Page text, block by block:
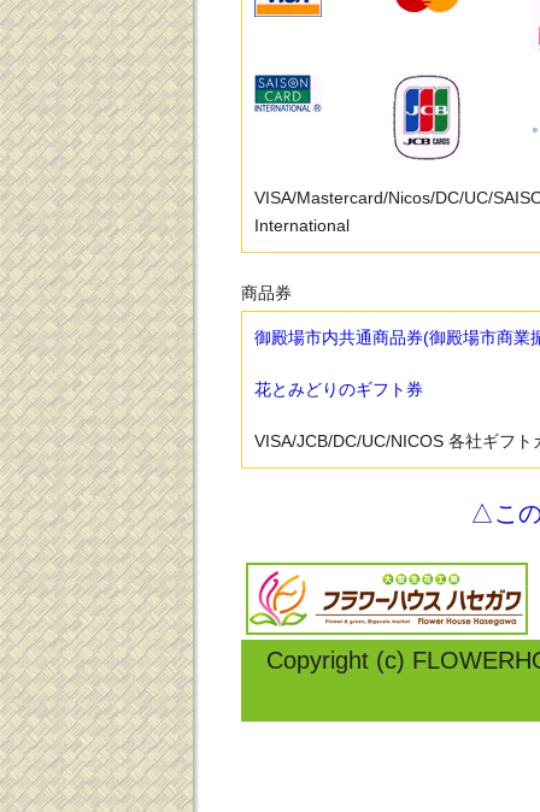
VISA/Mastercard/Nicos/DC/UC/
International
商品券
御殿場市内共通商品券(御殿場市商業
花とみどりのギフト券
VISA/JCB/DC/UC/NICOS 各社ギフト
△こ
Copyright (c)